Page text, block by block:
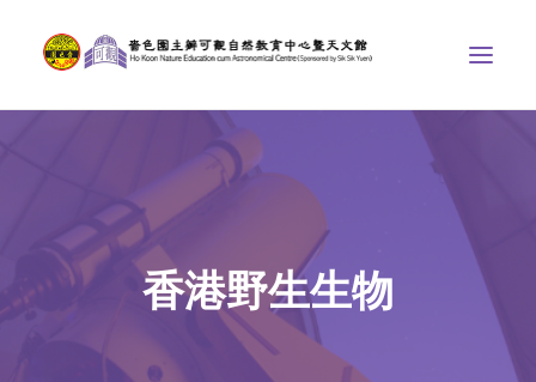
天文館
博物天地
比賽/專題計劃
香港野生生物